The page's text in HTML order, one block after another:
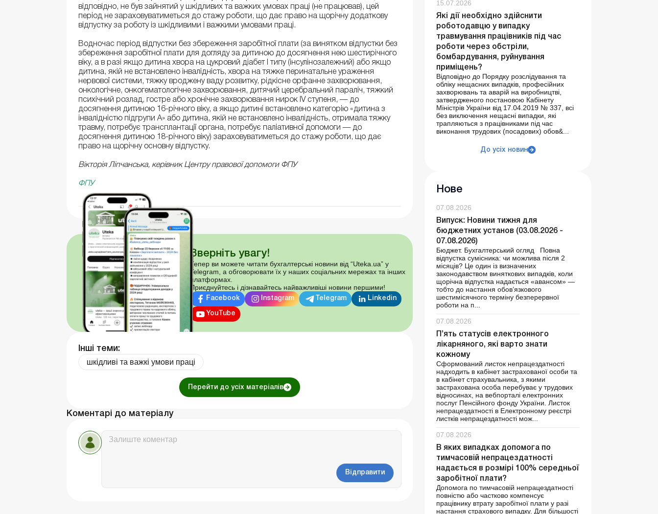
відповідно, не був зайнятий у шкідливих та важких умовах праці (не працював), цей
період не зараховуватиметься до стажу роботи, що дає право на щорічну додаткову
відпустку за роботу із шкідливими і важкими умовами праці.
Водночас період відпустки без збереження заробітної плати (за винятком відпустки без
збереження заробітної плати для догляду за дитиною до досягнення нею шестирічного
віку, а в разі якщо дитина хвора на цукровий діабет I типу (інсулінозалежний) або якщо
дитина, якій не встановлено інвалідність, хвора на тяжке перинатальне ураження
нервової системи, тяжку вроджену ваду розвитку, рідкісне орфанне захворювання,
онкологічне, онкогематологічне захворювання, дитячий церебральний параліч, тяжкий
психічний розлад, гостре або хронічне захворювання нирок IV ступеня, — до
досягнення дитиною 16-річного віку, а якщо дитині встановлено категорію «дитина з
інвалідністю підгрупи А» або дитина, якій не встановлено інвалідність, отримала тяжку
травму, потребує трансплантації органа, потребує паліативної допомоги — до
досягнення дитиною 18-річного віку) зараховуватиметься до стажу роботи, що дає
право на щорічну основну відпустку.
Вікторія Ліпчанська, керівник Центру правової допомоги ФПУ
ФПУ
Зверніть увагу!
Тепер ви можете читати бухгалтерські новини від “Uteka.ua” у
Telegram, а обговорювати їх у наших соціальних мережах та інших
платформах.
Приєднуйтесь і дізнавайтесь найважливіші новини першими!
Facebook Instagram Telegram Linkedin
YouTube
Інші теми:
шкідливі та важкі умови праці
Перейти до усіх матеріалів
Коментарі до матеріалу
Відправити
15.07.2026
Які дії необхідно здійснити
роботодавцю у випадку
травмування працівників під час
роботи через обстріли,
бомбардування, руйнування
приміщень?
Відповідно до Порядку розслідування та
обліку нещасних випадків, професійних
захворювань та аварій на виробництві,
затвердженого постановою Кабінету
Міністрів України від 17.04.2019 № 337, всі
без виключення нещасні випадки, які
трапляються з працівниками під час
виконання трудових (посадових) обов&...
До усіх новин
Нове
07.08.2026
Випуск: Новини тижня для
бюджетних установ (03.08.2026 -
07.08.2026)
Бюджет. Бухгалтерський огляд Повна
відпустка сумісника: чи можлива після 2
місяців? Це один із визначених
законодавством виняткових випадків, коли
щорічна відпустка надається «авансом» —
тобто до настання обов’язкового
шестимісячного терміну безперервної
роботи на п...
07.08.2026
П’ять статусів електронного
лікарняного, які варто знати
кожному
Сформований листок непрацездатності
надходить в кабінет застрахованої особи та
в кабінет страхувальника, з якими
застрахована особа перебуває у трудових
відносинах, на вебпорталі електронних
послуг Пенсійного фонду України. Листок
непрацездатності в Електронному реєстрі
листків непрацездатності мож...
07.08.2026
В яких випадках допомога по
тимчасовій непрацездатності
надається в розмірі 100% середньої
заробітної плати?
Допомога по тимчасовій непрацездатності
повністю або частково компенсує
працівнику втрату заробітної плати у разі
настання страхового випадку. Для більшості